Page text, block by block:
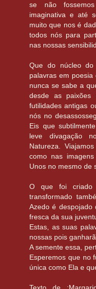
se não
imaginativa e até
muito que nos é
todos nós para
nas nossas
Que do núcleo
palavras em
nunca se sabe a
desde as paixões
futilidades antigas
nós no
Eis que
leve divagação
Natureza.
como nas
Unos no mesmo de
O que foi criado
transformado
Azedo é despojado
fresca da sua
Estas, as suas
nossas pois
A semente essa,
Esperemos que no
única como Ela e